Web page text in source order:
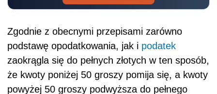
Zgodnie z obecnymi przepisami zarówno
podstawę opodatkowania, jak i podatek
zaokrągla się do pełnych złotych w ten sposób,
że kwoty poniżej 50 groszy pomija się, a kwoty
powyżej 50 groszy podwyższa do pełnego